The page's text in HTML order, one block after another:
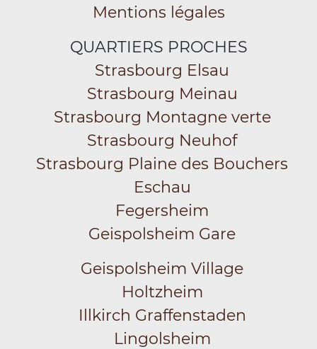
Mentions légales
QUARTIERS PROCHES
Strasbourg Elsau
Strasbourg Meinau
Strasbourg Montagne verte
Strasbourg Neuhof
Strasbourg Plaine des Bouchers
Eschau
Fegersheim
Geispolsheim Gare
Geispolsheim Village
Holtzheim
Illkirch Graffenstaden
Lingolsheim